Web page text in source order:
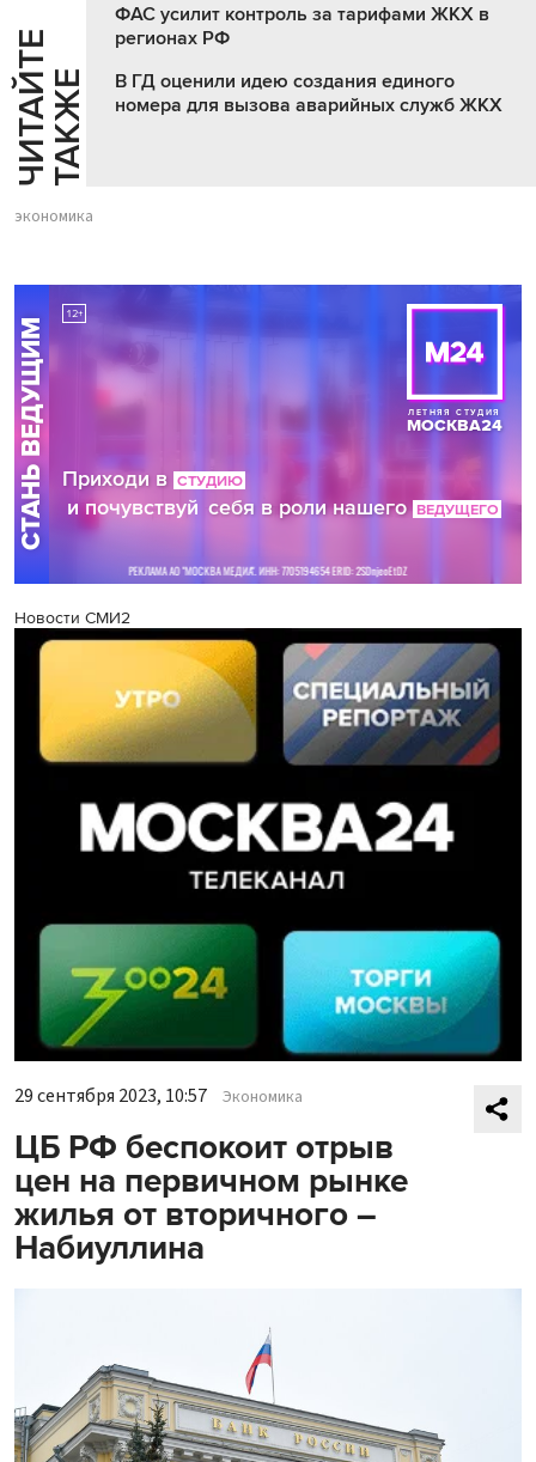
Ч
И
Т
АЙ
Т
Е
Т
А
К
ЖЕ
ФАС усилит контроль за тарифами ЖКХ в
регионах РФ
В ГД оценили идею создания единого
номера для вызова аварийных служб ЖКХ
экономика
Новости СМИ2
29 сентября 2023, 10:57 Экономика
ЦБ РФ беспокоит отрыв
цен на первичном рынке
жилья от вторичного –
Набиуллина